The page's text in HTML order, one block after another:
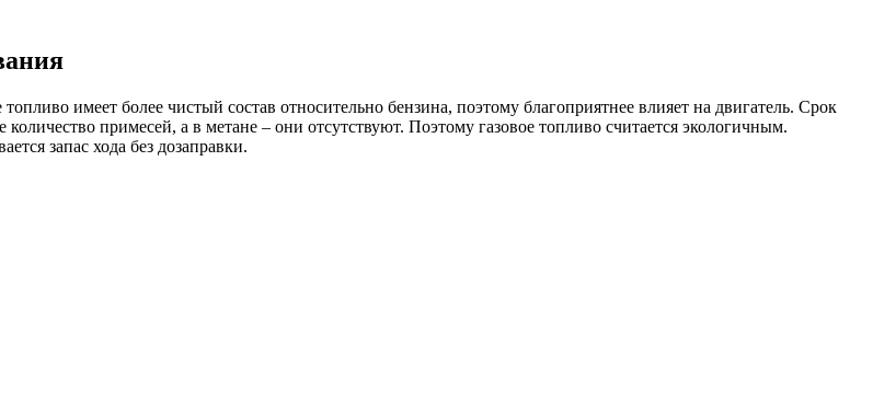
имеет более чистый состав относительно бензина, поэтому благоприятнее влияет на двигатель. Срок
примесей, а в метане – они отсутствуют. Поэтому газовое топливо считается экологичным.
запас хода без дозаправки.